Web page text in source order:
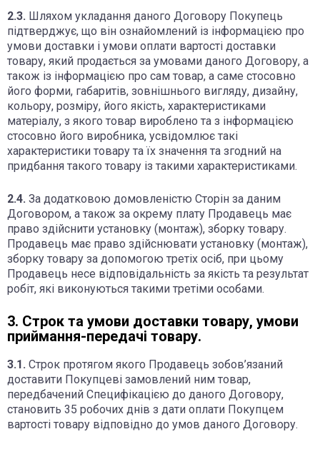
2.3. Шляхом укладання даного Договору Покупець
підтверджує, що він ознайомлений із інформацією про
умови доставки і умови оплати вартості доставки
товару, який продається за умовами даного Договору, а
також із інформацією про сам товар, а саме стосовно
його форми, габаритів, зовнішнього вигляду, дизайну,
кольору, розміру, його якість, характеристиками
матеріалу, з якого товар вироблено та з інформацією
стосовно його виробника, усвідомлює такі
характеристики товару та їх значення та згодний на
придбання такого товару із такими характеристиками.
2.4. За додатковою домовленістю Сторін за даним
Договором, а також за окрему плату Продавець має
право здійснити установку (монтаж), зборку товару.
Продавець має право здійснювати установку (монтаж),
зборку товару за допомогою третіх осіб, при цьому
Продавець несе відповідальність за якість та результат
робіт, які виконуються такими третіми особами.
3. Строк та умови доставки товару, умови
приймання-передачі товару.
3.1. Строк протягом якого Продавець зобов’язаний
доставити Покупцеві замовлений ним товар,
передбачений Специфікацією до даного Договору,
становить 35 робочих днів з дати оплати Покупцем
вартості товару відповідно до умов даного Договору.